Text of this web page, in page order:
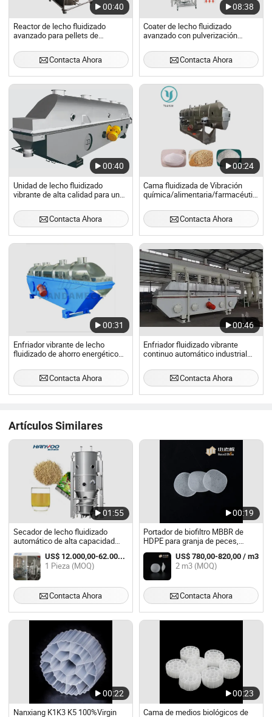
00:40
Reactor de lecho fluidizado
avanzado para pellets de
Contacta Ahora
08:38
Coater de lecho fluidizado
avanzado con pulverización
alimentación de medicamentos
veterinariosContacta Ahora
00:40
Unidad de lecho fluidizado
vibrante de alta calidad para un
Contacta Ahora
00:24
Cama fluidizada de Vibración
química/alimentaria/farmacéutica
Contacta Ahora
00:31
Enfriador vibrante de lecho
fluidizado de ahorro energético
de materias primas químicas
Contacta Ahora
00:46
Enfriador fluidizado vibrante
continuo automático industrial
compuesto
Contacta Ahora
Artículos Similares
01:55
Secador de lecho fluidizado
automático de alta capacidad
para alimentos, productos
químicos, polvo y gránulos
US$ 12.000,00-62.000,00 / Pieza
1 Pieza (MOQ)
Contacta Ahora
00:19
Portador de biofiltro MBBR de
HDPE para granja de peces,
lechos suspendidos, biocel FDA
US$ 780,00-820,00 / m3
2 m3 (MOQ)
Contacta Ahora
00:22
Nanxiang K1K3 K5 100%Virgin
00:23
Cama de medios biológicos de